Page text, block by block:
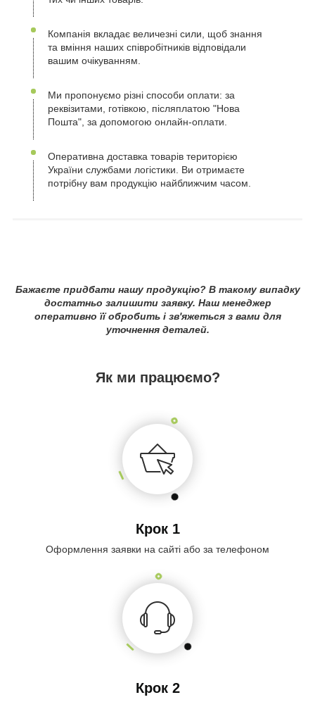
Компанія вкладає величезні сили, щоб знання
та вміння наших співробітників відповідали
вашим очікуванням.
Ми пропонуємо різні способи оплати: за
реквізитами, готівкою, післяплатою "Нова
Пошта", за допомогою онлайн-оплати.
Оперативна доставка товарів територією
України службами логістики. Ви отримаєте
потрібну вам продукцію найближчим часом.
Бажаєте придбати нашу продукцію? В такому випадку
достатньо залишити заявку. Наш менеджер
оперативно її обробить і зв'яжеться з вами для
уточнення деталей.
Як ми працюємо?
Крок 1
Оформлення заявки на сайті або за телефоном
Крок 2